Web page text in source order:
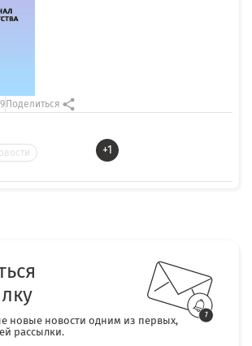
+1
Поделиться
новые новости одним из первых,
рассылки.